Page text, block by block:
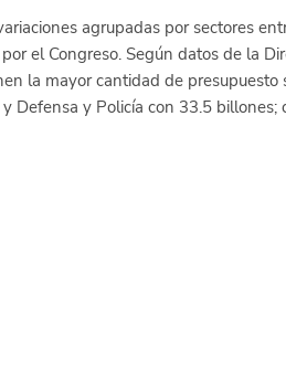
agrupadas por sectores
el Congreso. Según datos de la
la mayor cantidad de presupuesto
Defensa y Policía con 33.5